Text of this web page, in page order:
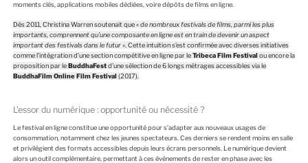
moments clés, applications mobiles dédiées, voire dépôts de films en ligne.
Dès 2011, Christina Warren soutenait que« de nombreux festivals de films, parmi les plus
importants, comprennent qu’une composante en ligne est en train de devenir un aspect
important des festivals dans le futur ». Cette intuition s’est confirmée avec diverses initiatives
comme l’intégration d’une section compétitive en ligne par leTribeca Film Festival ou encore la
proposition par le BuddhaFest d’une sélection de 6 longs métrages accessibles via le
BuddhaFilm Online Film Festival (2017).
L’essor du numérique : opportunité ou nécessité ?
Le festival en ligne constitue une opportunité pour s’adapter aux nouveaux usages de
consommation, notamment chez les jeunes spectateurs. Ces derniers se rendent moins en salle
et privilégient des formats accessibles depuis leurs écrans personnels. Le numérique devient
alors un outil complémentaire, permettant à ces événements de rester en phase avec les